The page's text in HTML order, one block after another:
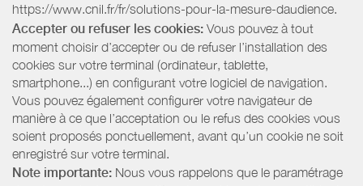
https://www.cnil.fr/fr/solutions-pour-la-mesure-daudience.
Accepter ou refuser les cookies: Vous pouvez à tout
moment choisir d’accepter ou de refuser l’installation des
cookies sur votre terminal (ordinateur, tablette,
smartphone...) en configurant votre logiciel de navigation.
Vous pouvez également configurer votre navigateur de
manière à ce que l’acceptation ou le refus des cookies vous
soient proposés ponctuellement, avant qu’un cookie ne soit
enregistré sur votre terminal.
Note importante: Nous vous rappelons que le paramétrage